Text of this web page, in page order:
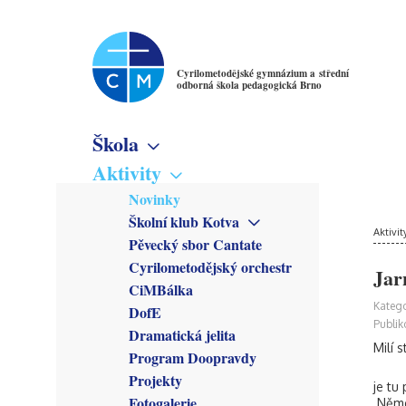
Cyrilometodějské gymnázium a střední
odborná škola pedagogická Brno
Škola
Virtuální prohlídka
Školné
Denní studium
Večerní studium
Poslání školy
Studijní obory
Gymnázium
Pedagogické lyceum
pedagogika
Předmětové sekce
Český jazyk
Anglický jazyk
Německý jazyk
Francouzský jazyk
Latina
Zřizovatel
Školská rada
Rada školy
CM Parlament
Společenství přátel školy
Aktivity
Novinky
Školní klub Kotva
Obecné informace
Členové
Kroužky
Co se stalo
Pěvecký sbor Cantate
Cyrilometodějský orchestr
CiMBálka
DofE
Dramatická jelita
Program Doopravdy
Projekty
Milí
je tu